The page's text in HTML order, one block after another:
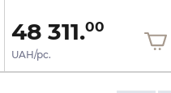
48 311.00
UAH/pc.